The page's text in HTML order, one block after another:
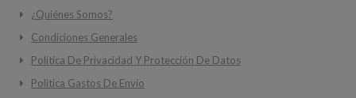
¿Quiénes Somos?
Condiciones Generales
Política De Privacidad Y Protección De Datos
Politica Gastos De Envio